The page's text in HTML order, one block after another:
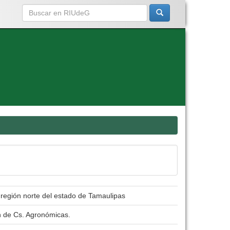
norte del estado de Tamaulipas
Cs. Agronómicas.